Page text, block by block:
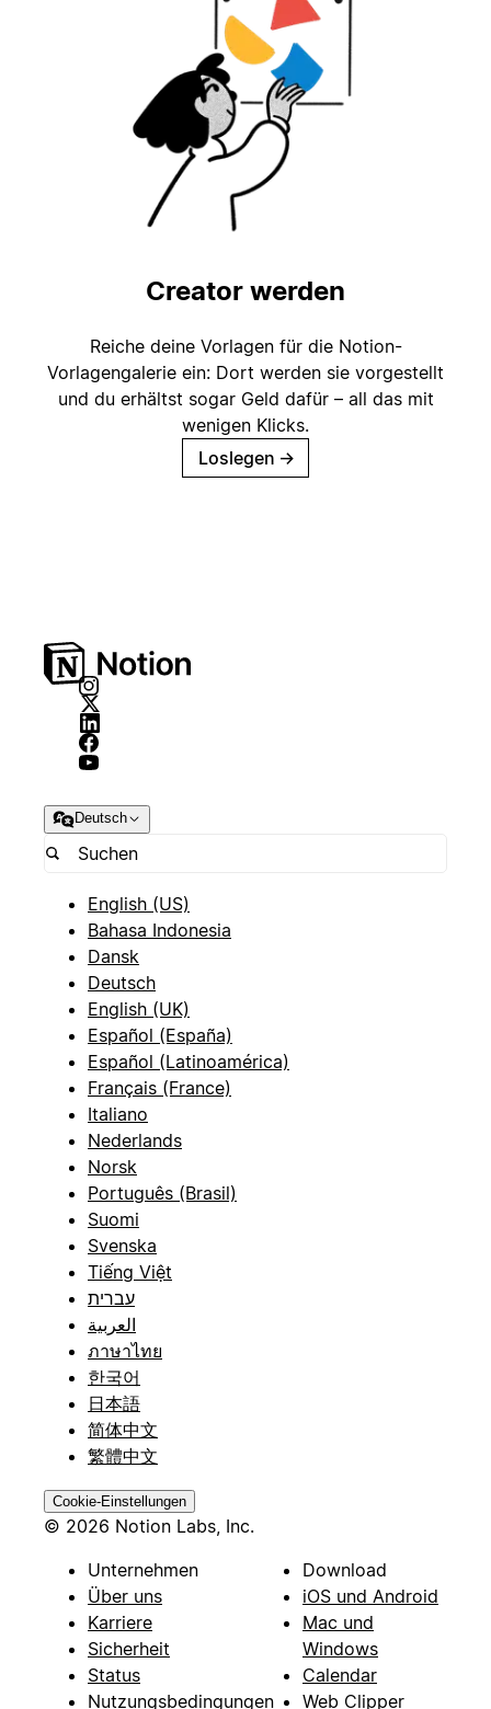
Creator werden
Reiche deine Vorlagen für die Notion-
Vorlagengalerie ein: Dort werden sie vorgestellt
und du erhältst sogar Geld dafür – all das mit
wenigen Klicks.
Loslegen →
Deutsch
English (US)
Bahasa Indonesia
Dansk
Deutsch
English (UK)
Español (España)
Español (Latinoamérica)
Français (France)
Italiano
Nederlands
Norsk
Português (Brasil)
Suomi
Svenska
Tiếng Việt
עברית
العربية
ภาษาไทย
한국어
日本語
简体中文
繁體中文
Cookie-Einstellungen
© 2026 Notion Labs, Inc.
Unternehmen
Über uns
Karriere
Sicherheit
Status
Nutzungsbedingungen
Download
iOS und Android
Mac und
Windows
Calendar
Web Clipper